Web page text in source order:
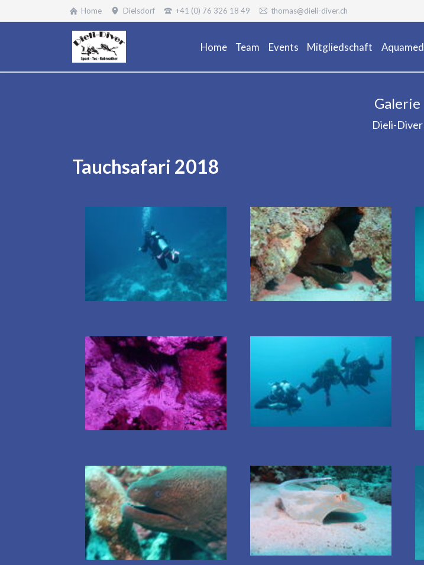
Home Dielsdorf +41 (0) 76 326 18 49 thomas@dieli-diver.ch
Home Team Events Mitgliedschaft Aquamed
Galerie
Dieli-Diver
Tauchsafari 2018